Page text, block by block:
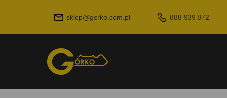
sklep@gorko.com.pl 888 939 872